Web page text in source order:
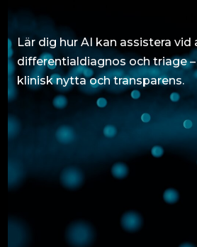
Lär dig hur AI kan assistera vid
differentialdiagnos och triage
klinisk nytta och transparens.